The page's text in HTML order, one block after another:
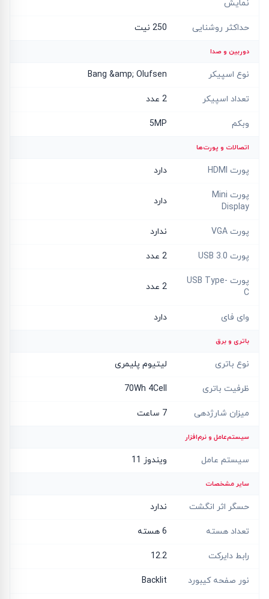
نمایش
حداکثر روشنایی 250 نیت
دوربین و صدا
نوع اسپیکر Bang &amp; Olufsen
تعداد اسپیکر 2 عدد
وبکم 5MP
اتصالات و پورت‌ها
پورت HDMI دارد
پورت Mini
Display
دارد
پورت VGA ندارد
پورت USB 3.0 2 عدد
پورت USB Type-
C
2 عدد
وای فای دارد
باتری و برق
نوع باتری لیتیوم پلیمری
ظرفیت باتری 70Wh 4Cell
میزان شارژدهی 7 ساعت
سیستم‌عامل و نرم‌افزار
سیستم عامل ویندوز 11
سایر مشخصات
حسگر اثر انگشت ندارد
تعداد هسته 6 هسته
رابط دایرکت 12.2
نور صفحه کیبورد Backlit